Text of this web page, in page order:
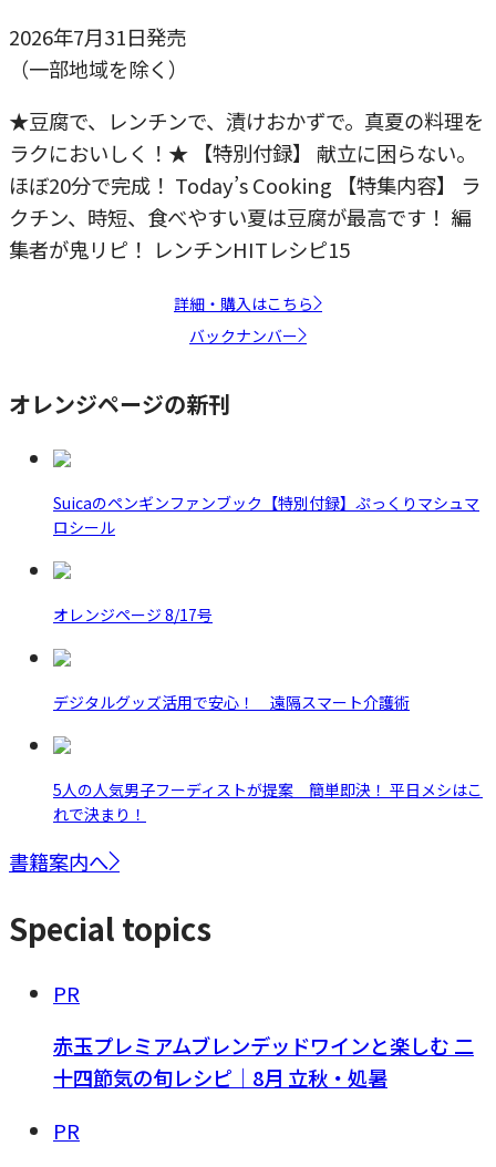
2026年7月31日発売
（一部地域を除く）
★豆腐で、レンチンで、漬けおかずで。真夏の料理を
ラクにおいしく！★ 【特別付録】 献立に困らない。
ほぼ20分で完成！ Today’s Cooking 【特集内容】 ラ
クチン、時短、食べやすい夏は豆腐が最高です！ 編
集者が鬼リピ！ レンチンHITレシピ15
詳細・購入はこちら
バックナンバー
オレンジページの新刊
Suicaのペンギンファンブック【特別付録】ぷっくりマシュマ
ロシール
オレンジページ 8/17号
デジタルグッズ活用で安心！ 遠隔スマート介護術
5人の人気男子フーディストが提案 簡単即決！ 平日メシはこ
れで決まり！
書籍案内へ
Special topics
PR
赤玉プレミアムブレンデッドワインと楽しむ 二
十四節気の旬レシピ｜8月 立秋・処暑
PR